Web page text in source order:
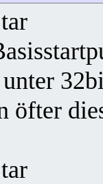
öfter